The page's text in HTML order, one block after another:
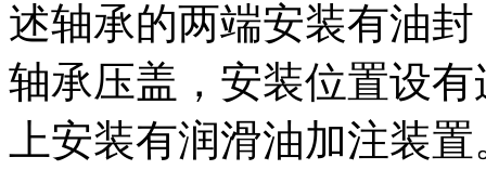
述轴承的两端安装有油
轴承压盖，安装位置设
上安装有润滑油加注装